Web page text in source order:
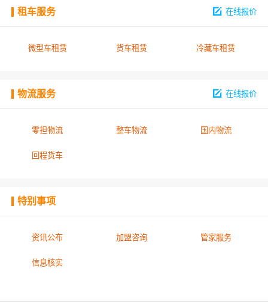
在线报价
租车服务
微型车租赁 货车租赁 冷藏车租赁
在线报价
物流服务
零担物流 整车物流 国内物流
回程货车
特别事项
资讯公布 加盟咨询 管家服务
信息核实